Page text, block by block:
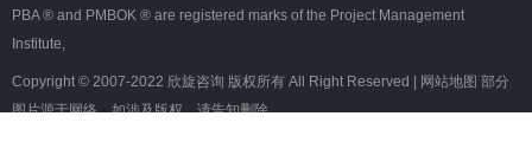
PBA ® and PMBOK ® are registered marks of the Project Management
Institute,
Copyright © 2007-2022 欣旋咨询 版权所有 All Right Reserved | 网站地图 部分
图片源于网络，如涉及版权，请告知删除